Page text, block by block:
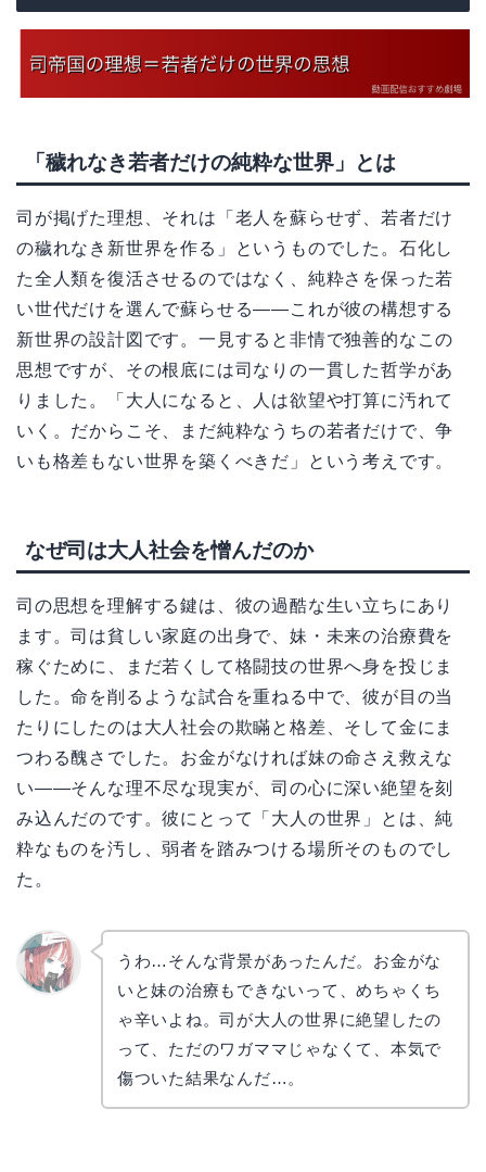
「穢れなき若者だけの純粋な世界」とは
司が掲げた理想、それは「老人を蘇らせず、若者だけ
の穢れなき新世界を作る」というものでした。石化し
た全人類を復活させるのではなく、純粋さを保った若
い世代だけを選んで蘇らせる——これが彼の構想する
新世界の設計図です。一見すると非情で独善的なこの
思想ですが、その根底には司なりの一貫した哲学があ
りました。「大人になると、人は欲望や打算に汚れて
いく。だからこそ、まだ純粋なうちの若者だけで、争
いも格差もない世界を築くべきだ」という考えです。
なぜ司は大人社会を憎んだのか
司の思想を理解する鍵は、彼の過酷な生い立ちにあり
ます。司は貧しい家庭の出身で、妹・未来の治療費を
稼ぐために、まだ若くして格闘技の世界へ身を投じま
した。命を削るような試合を重ねる中で、彼が目の当
たりにしたのは大人社会の欺瞞と格差、そして金にま
つわる醜さでした。お金がなければ妹の命さえ救えな
い——そんな理不尽な現実が、司の心に深い絶望を刻
み込んだのです。彼にとって「大人の世界」とは、純
粋なものを汚し、弱者を踏みつける場所そのものでし
た。
うわ…そんな背景があったんだ。お金がな
いと妹の治療もできないって、めちゃくち
ゃ辛いよね。司が大人の世界に絶望したの
って、ただのワガママじゃなくて、本気で
傷ついた結果なんだ…。